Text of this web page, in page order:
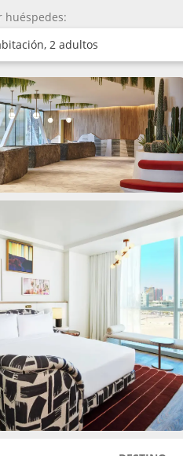
huéspedes:
2 adultos